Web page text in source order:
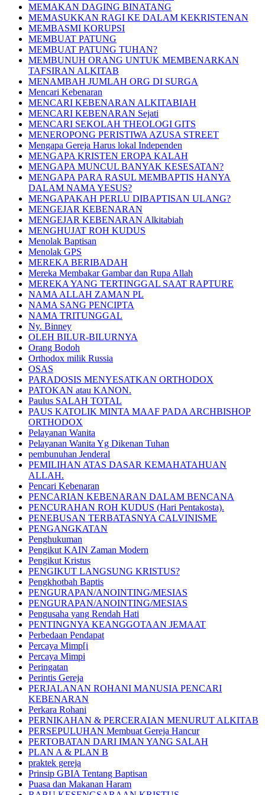
MEMAKAN DAGING BINATANG
MEMASUKKAN RAGI KE DALAM KEKRISTENAN
MEMBASMI KORUPSI
MEMBUAT PATUNG
MEMBUAT PATUNG TUHAN?
MEMBUNUH ORANG UNTUK MEMBENARKAN
TAFSIRAN ALKITAB
MENAMBAH JUMLAH ORG DI SURGA
Mencari Kebenaran
MENCARI KEBENARAN ALKITABIAH
MENCARI KEBENARAN Sejati
MENCARI SEKOLAH THEOLOGI GITS
MENEROPONG PERISTIWA AZUSA STREET
Mengapa Gereja Harus lokal Independen
MENGAPA KRISTEN EROPA KALAH
MENGAPA MUNCUL BANYAK KESESATAN?
MENGAPA PARA RASUL MEMBAPTIS HANYA
DALAM NAMA YESUS?
MENGAPAKAH PERLU DIBAPTISAN ULANG?
MENGEJAR KEBENARAN
MENGEJAR KEBENARAN Alkitabiah
MENGHUJAT ROH KUDUS
Menolak Baptisan
Menolak GPS
MEREKA BERIBADAH
Mereka Membakar Gambar dan Rupa Allah
MEREKA YANG TERTINGGAL SAAT RAPTURE
NAMA ALLAH ZAMAN PL
NAMA SANG PENCIPTA
NAMA TRITUNGGAL
Ny. Binney
OLEH BILUR-BILURNYA
Orang Bodoh
Orthodox milik Russia
OSAS
PARADOSIS MENYESATKAN ORTHODOX
PATOKAN atau KANON.
Paulus SALAH TOTAL
PAUS KATOLIK MINTA MAAF PADA ARCHBISHOP
ORTHODOX
Pelayanan Wanita
Pelayanan Wanita Yg Dikenan Tuhan
pembunuhan Jenderal
PEMILIHAN ATAS DASAR KEMAHATAHUAN
ALLAH.
Pencari Kebenaran
PENCARIAN KEBENARAN DALAM BENCANA
PENCURAHAN ROH KUDUS (Hari Pentakosta).
PENEBUSAN TERBATASNYA CALVINISME
PENGANGKATAN
Penghukuman
Pengikut KAIN Zaman Modern
Pengikut Kristus
PENGIKUT LANGSUNG KRISTUS?
Pengkhotbah Baptis
PENGURAPAN/ANOINTING/MESIAS
PENGURAPAN/ANOINTING/MESIAS
Pengusaha yang Rendah Hati
PENTINGNYA KEANGGOTAAN JEMAAT
Perbedaan Pendapat
Percaya Mimp[i
Percaya Mimpi
Peringatan
Perintis Gereja
PERJALANAN ROHANI MANUSIA PENCARI
KEBENARAN
Perkara Rohani
PERNIKAHAN & PERCERAIAN MENURUT ALKITAB
PERSEPULUHAN Membuat Gereja Hancur
PERTOBATAN DARI IMAN YANG SALAH
PLAN A & PLAN B
praktek gereja
Prinsip GBIA Tentang Baptisan
Puasa dan Makanan Haram